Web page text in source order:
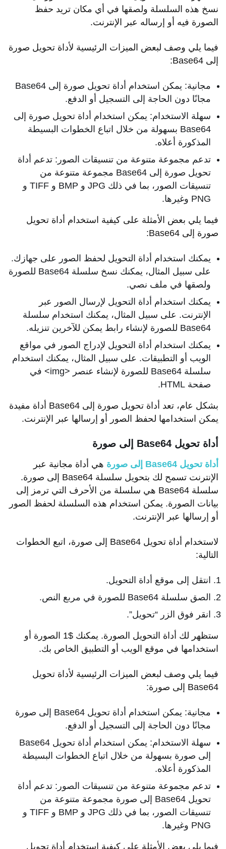
نسخ هذه السلسلة ولصقها في أي مكان تريد حفظ
الصورة فيه أو إرساله عبر الإنترنت.
فيما يلي وصف لبعض الميزات الرئيسية لأداة تحويل صورة
إلى Base64:
مجانية: يمكن استخدام أداة تحويل صورة إلى Base64
مجانًا دون الحاجة إلى التسجيل أو الدفع.
سهلة الاستخدام: يمكن استخدام أداة تحويل صورة إلى
Base64 بسهولة من خلال اتباع الخطوات البسيطة
المذكورة أعلاه.
تدعم مجموعة متنوعة من تنسيقات الصور: تدعم أداة
تحويل صورة إلى Base64 مجموعة متنوعة من
تنسيقات الصور، بما في ذلك JPG و BMP و TIFF و
PNG وغيرها.
فيما يلي بعض الأمثلة على كيفية استخدام أداة تحويل
صورة إلى Base64:
يمكنك استخدام أداة التحويل لحفظ الصور على جهازك.
على سبيل المثال، يمكنك نسخ سلسلة Base64 للصورة
ولصقها في ملف نصي.
يمكنك استخدام أداة التحويل لإرسال الصور عبر
الإنترنت. على سبيل المثال، يمكنك استخدام سلسلة
Base64 للصورة لإنشاء رابط يمكن للآخرين تنزيله.
يمكنك استخدام أداة التحويل لإدراج الصور في مواقع
الويب أو التطبيقات. على سبيل المثال، يمكنك استخدام
سلسلة Base64 للصورة لإنشاء عنصر <img> في
صفحة HTML.
بشكل عام، تعد أداة تحويل صورة إلى Base64 أداة مفيدة
يمكن استخدامها لحفظ الصور أو إرسالها عبر الإنترنت.
أداة تحويل Base64 إلى صورة
أداة تحويل Base64 إلى صورة
هي أداة مجانية عبر
الإنترنت تسمح لك بتحويل سلسلة Base64 إلى صورة.
سلسلة Base64 هي سلسلة من الأحرف التي ترمز إلى
بيانات الصورة. يمكن استخدام هذه السلسلة لحفظ الصور
أو إرسالها عبر الإنترنت.
لاستخدام أداة تحويل Base64 إلى صورة، اتبع الخطوات
التالية:
انتقل إلى موقع أداة التحويل.
الصق سلسلة Base64 للصورة في مربع النص.
انقر فوق الزر “تحويل”.
ستظهر لك أداة التحويل الصورة. يمكنك $1 الصورة أو
استخدامها في موقع الويب أو التطبيق الخاص بك.
فيما يلي وصف لبعض الميزات الرئيسية لأداة تحويل
Base64 إلى صورة:
مجانية: يمكن استخدام أداة تحويل Base64 إلى صورة
مجانًا دون الحاجة إلى التسجيل أو الدفع.
سهلة الاستخدام: يمكن استخدام أداة تحويل Base64
إلى صورة بسهولة من خلال اتباع الخطوات البسيطة
المذكورة أعلاه.
تدعم مجموعة متنوعة من تنسيقات الصور: تدعم أداة
تحويل Base64 إلى صورة مجموعة متنوعة من
تنسيقات الصور، بما في ذلك JPG و BMP و TIFF و
PNG وغيرها.
فيما يلي بعض الأمثلة على كيفية استخدام أداة تحويل